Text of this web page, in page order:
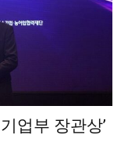
업부 장관상’